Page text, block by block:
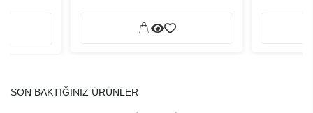
SON BAKTIĞINIZ ÜRÜNLER